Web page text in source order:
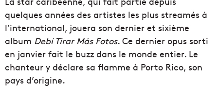
quelques années des artistes les plus streamés à
l’international, jouera son dernier et sixième
album Debí Tirar Más Fotos. Ce dernier opus sorti
en janvier fait le buzz dans le monde entier. Le
chanteur y déclare sa flamme à Porto Rico, son
pays d’origine.